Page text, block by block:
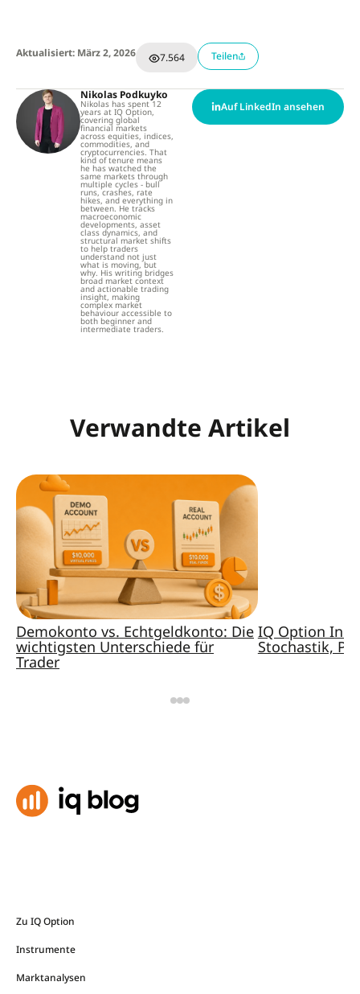
Aktualisiert: März 2, 2026 7.564 Teilen
Nikolas Podkuyko
Nikolas has spent 12
years at IQ Option,
covering global
financial markets
across equities, indices,
commodities, and
cryptocurrencies. That
kind of tenure means
he has watched the
same markets through
multiple cycles - bull
runs, crashes, rate
hikes, and everything in
between. He tracks
macroeconomic
developments, asset
class dynamics, and
structural market shifts
to help traders
understand not just
what is moving, but
why. His writing bridges
broad market context
and actionable trading
insight, making
complex market
behaviour accessible to
both beginner and
intermediate traders.
Auf LinkedIn ansehen
Verwandte Artikel
Demokonto vs. Echtgeldkonto: Die
wichtigsten Unterschiede für
Trader
IQ Option
Stochastik,
Zu IQ Option
Instrumente
Marktanalysen